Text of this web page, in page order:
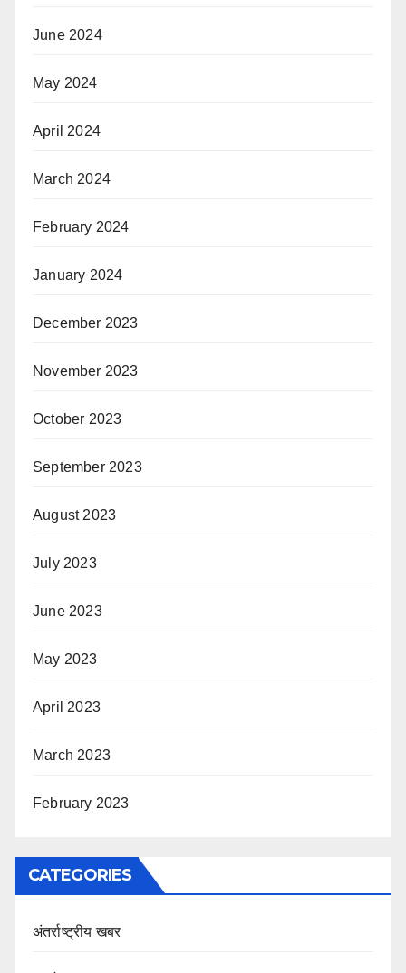
June 2024
May 2024
April 2024
March 2024
February 2024
January 2024
December 2023
November 2023
October 2023
September 2023
August 2023
July 2023
June 2023
May 2023
April 2023
March 2023
February 2023
CATEGORIES
अंतर्राष्ट्रीय खबर